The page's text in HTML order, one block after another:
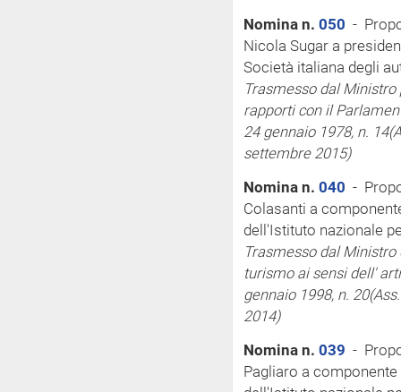
Nomina n. 050 -
Nicola Sugar a
Società italiana degli
Trasmesso dal
rapporti con il
24 gennaio 1978, n. 14
settembre 2015)
Nomina n. 040 -
Colasanti a
dell'Istituto nazionale
Trasmesso dal
turismoai sensidell'
gennaio 1998, n. 20
2014)
Nomina n. 039 -
Pagliaro a